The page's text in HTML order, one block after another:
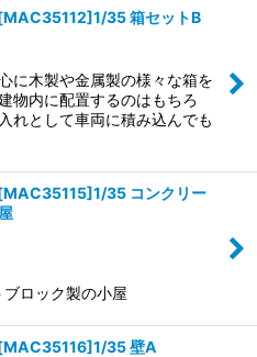
35 箱セットB
に木製や金属製の様々な箱を
物内に配置するのはもちろ
れとして車両に積み込んでも
35 コンクリー
ロック製の小屋
35 壁A